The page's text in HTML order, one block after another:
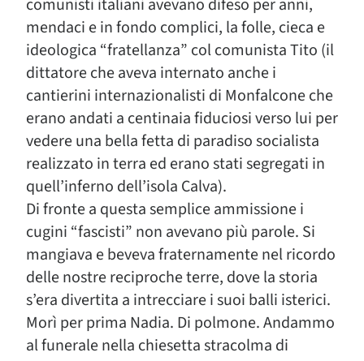
comunisti italiani avevano difeso per anni,
mendaci e in fondo complici, la folle, cieca e
ideologica “fratellanza” col comunista Tito (il
dittatore che aveva internato anche i
cantierini internazionalisti di Monfalcone che
erano andati a centinaia fiduciosi verso lui per
vedere una bella fetta di paradiso socialista
realizzato in terra ed erano stati segregati in
quell’inferno dell’isola Calva).
Di fronte a questa semplice ammissione i
cugini “fascisti” non avevano più parole. Si
mangiava e beveva fraternamente nel ricordo
delle nostre reciproche terre, dove la storia
s’era divertita a intrecciare i suoi balli isterici.
Morì per prima Nadia. Di polmone. Andammo
al funerale nella chiesetta stracolma di